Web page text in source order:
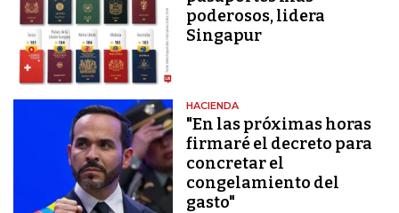
poderosos, lidera
Singapur
HACIENDA
"En las próximas horas
firmaré el decreto para
concretar el
congelamiento del
gasto"